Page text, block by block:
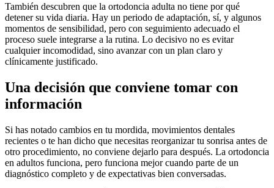
También descubren que la ortodoncia adulta no tiene por qué
detener su vida diaria. Hay un periodo de adaptación, sí, y algunos
momentos de sensibilidad, pero con seguimiento adecuado el
proceso suele integrarse a la rutina. Lo decisivo no es evitar
cualquier incomodidad, sino avanzar con un plan claro y
clínicamente justificado.
Una decisión que conviene tomar con
información
Si has notado cambios en tu mordida, movimientos dentales
recientes o te han dicho que necesitas reorganizar tu sonrisa antes de
otro procedimiento, no conviene dejarlo para después. La ortodoncia
en adultos funciona, pero funciona mejor cuando parte de un
diagnóstico completo y de expectativas bien conversadas.